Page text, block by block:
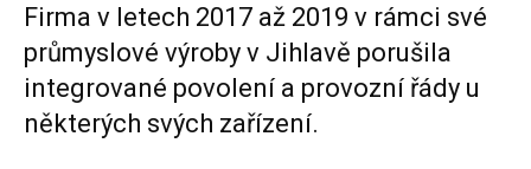
Firma v letech 2017 až 2019 v rámci své
průmyslové výroby v Jihlavě porušila
integrované povolení a provozní řády u
některých svých zařízení.